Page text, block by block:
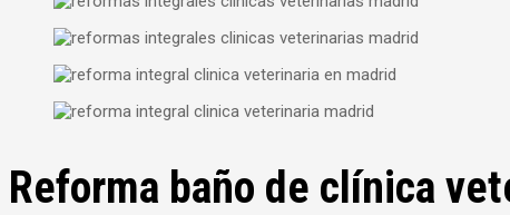
Reforma baño de clínica